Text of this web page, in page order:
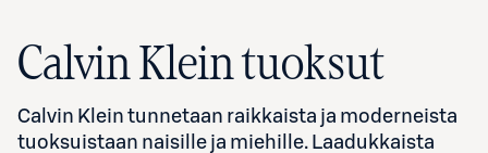
Calvin Klein tuoksut
Calvin Klein tunnetaan raikkaista ja moderneista
tuoksuistaan naisille ja miehille. Laadukkaista